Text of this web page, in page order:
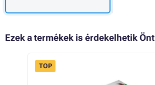
Ezek a termékek is érdekelhetik Önt
TOP